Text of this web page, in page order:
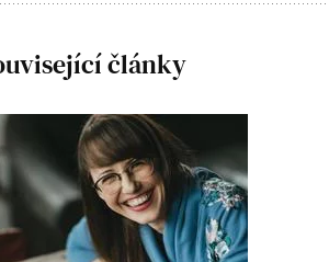
články